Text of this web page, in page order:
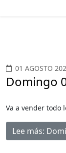
01 AGOSTO
Domingo
Va a vender todo
Lee más: